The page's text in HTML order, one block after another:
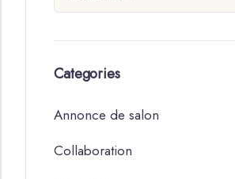
Categories
Annonce de salon
Collaboration